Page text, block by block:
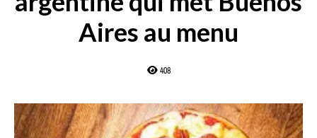
Aires au menu
408